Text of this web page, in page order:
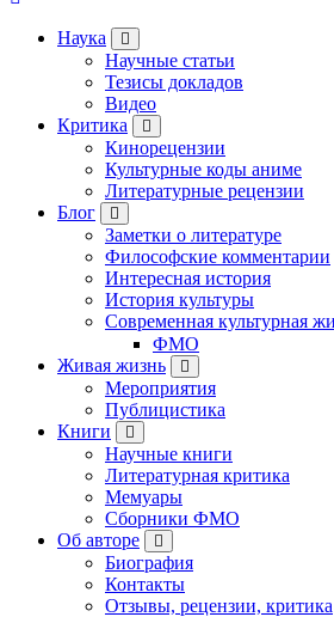
Наука
Научные статьи
Тезисы докладов
Видео
Критика
Кинорецензии
Культурные коды аниме
Литературные рецензии
Блог
Заметки о литературе
Философские комментарии
Интересная история
История культуры
Современная культурная
ФМО
Живая жизнь
Мероприятия
Публицистика
Книги
Научные книги
Литературная критика
Мемуары
Сборники ФМО
Об авторе
Биография
Контакты
Отзывы, рецензии, критика